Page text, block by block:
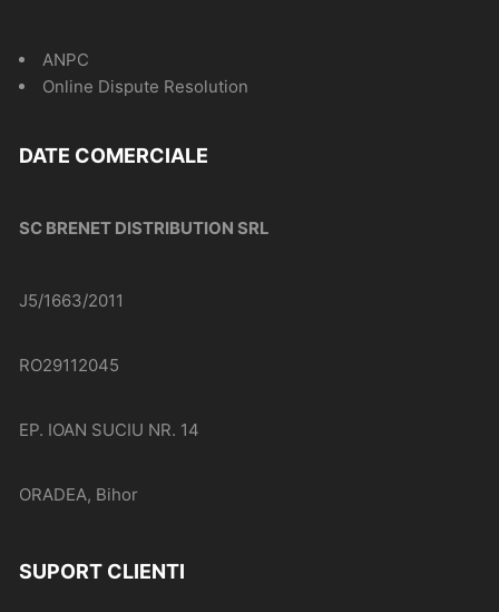
ANPC
Online Dispute Resolution
DATE COMERCIALE
SC BRENET DISTRIBUTION SRL
J5/1663/2011
RO29112045
EP. IOAN SUCIU NR. 14
ORADEA, Bihor
SUPORT CLIENTI